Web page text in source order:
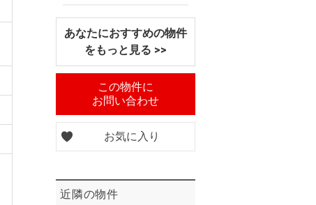
あなたにおすすめの物件
をもっと見る >>
この物件に
お問い合わせ
お気に入り
近隣の物件